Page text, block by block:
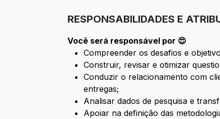
RESPONSABILIDADES E
Você será responsável por 😍
Compreender os desafios e
Construir, revisar e otimizar
Conduzir o relacionamento com
entregas;
Analisar dados de pesquisa e
Apoiar na definição das